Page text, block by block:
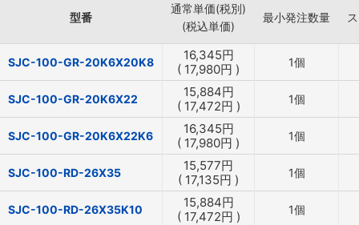
型番
通常単価(税別)
(税込単価)
最小発注数量
SJC-100-GR-20K6X20K8 16,345円
( 17,980円 ) 1個
SJC-100-GR-20K6X22 15,884円
( 17,472円 ) 1個
SJC-100-GR-20K6X22K6 16,345円
( 17,980円 ) 1個
SJC-100-RD-26X35 15,577円
( 17,135円 ) 1個
SJC-100-RD-26X35K10 15,884円
( 17,472円 ) 1個